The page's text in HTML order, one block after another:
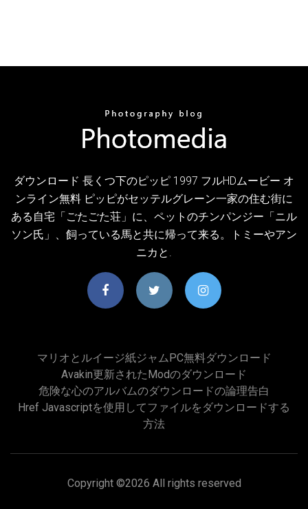
ダウンロード 長くつ下のピッピ 1997 フルHDムービー オ
ンライン無料 ピッピがセッテルグレーン一家の住む街に
ある自宅「ごたごた荘」に、ペットのチンパンジー「ニル
ソン氏」、飼っている馬と共に帰って来る。トミーやアン
ニカと.
マリオとルイージ紙ジャムPC無料ダウンロード
Avakin更新されたmodのダウンロード
危険な心のアルバムのダウンロードの論理告白
Href Javascriptを使用してファイルをダウンロードする
方法
Copyright ©2026 All rights reserved